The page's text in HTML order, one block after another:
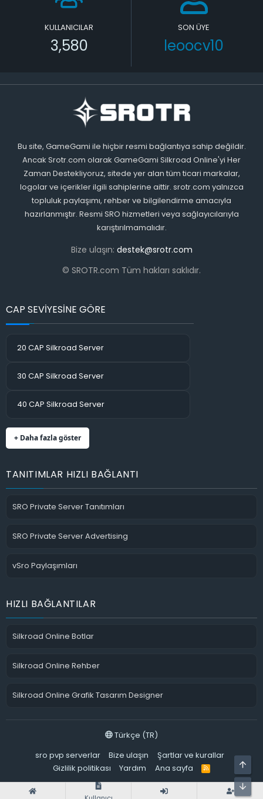
KULLANICILAR
3,580
SON ÜYE
leoocv10
Bu site, GameGami ile hiçbir resmi bağlantıya sahip değildir.
Ancak Srotr.com olarak GameGami Silkroad Online'yi Her
Zaman Destekliyoruz, sitede yer alan tüm ticari markalar,
logolar ve içerikler ilgili sahiplerine aittir. srotr.com yalnızca
topluluk paylaşımı, rehber ve bilgilendirme amacıyla
hazırlanmıştır. Resmi SRO hizmetleri veya sağlayıcılarıyla
karıştırılmamalıdır.
Bize ulaşın: destek@srotr.com
© SROTR.com Tüm hakları saklıdır.
CAP SEVİYESİNE GÖRE
20 CAP Silkroad Server
30 CAP Silkroad Server
40 CAP Silkroad Server
+ Daha fazla göster
TANITIMLAR HIZLI BAĞLANTI
SRO Private Server Tanıtımları
SRO Private Server Advertising
vSro Paylaşımları
HIZLI BAĞLANTILAR
Silkroad Online Botlar
Silkroad Online Rehber
Silkroad Online Grafik Tasarım Designer
Türkçe (TR)
sro pvp serverlar
Bize ulaşın
Şartlar ve kurallar
Gizlilik politikası
Yardım Ana sayfa
R
S
S
ALT